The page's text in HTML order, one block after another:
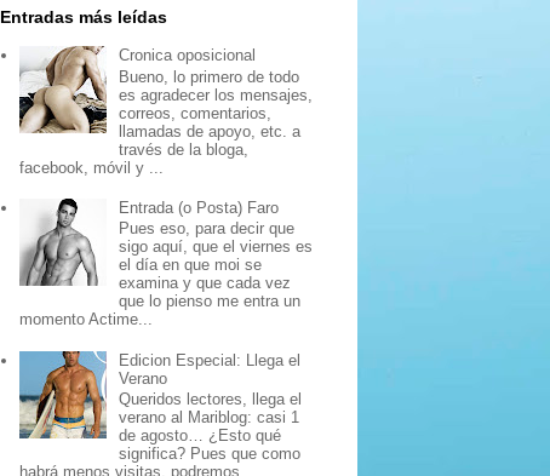
Entradas más leídas
Cronica oposicional
Bueno, lo primero de todo
es agradecer los mensajes,
correos, comentarios,
llamadas de apoyo, etc. a
través de la bloga,
facebook, móvil y ...
Entrada (o Posta) Faro
Pues eso, para decir que
sigo aquí, que el viernes es
el día en que moi se
examina y que cada vez
que lo pienso me entra un
momento Actime...
Edicion Especial: Llega el
Verano
Queridos lectores, llega el
verano al Mariblog: casi 1
de agosto… ¿Esto qué
significa? Pues que como
habrá menos visitas, podremos